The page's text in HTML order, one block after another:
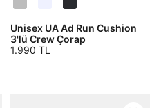
Unisex UA Ad Run Cushion
3'lü Crew Çorap
1.990 TL